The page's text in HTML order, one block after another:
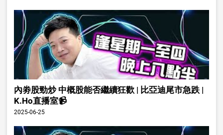
內劵股勁炒 中概股能否繼續狂歡 | 比亞迪尾市急跌 |
K.Ho直播室📹
2025-06-25